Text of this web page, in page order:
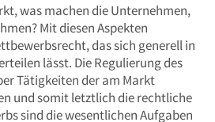
was machen die Unternehmen,
Mit diesen Aspekten
das sich generell in
lässt. Die Regulierung des
Tätigkeiten der am Markt
und somit letztlich die rechtliche
sind die wesentlichen Aufgaben